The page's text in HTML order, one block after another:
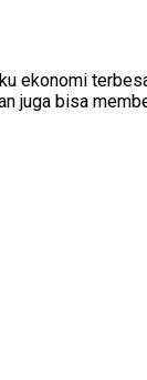
ekonomi
juga bisa